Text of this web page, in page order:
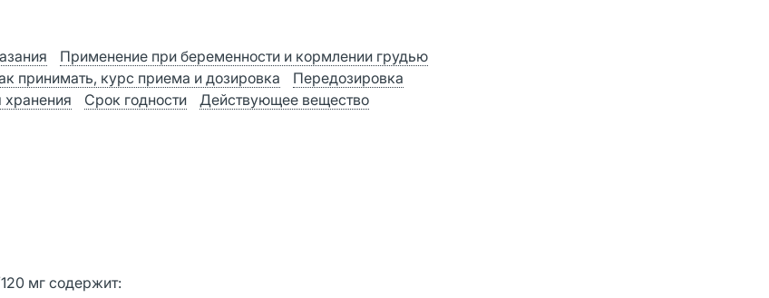
Применение при беременности и кормлении грудью
принимать, курс приема и дозировка
Передозировка
хранения Срок годности Действующее вещество
мг содержит: